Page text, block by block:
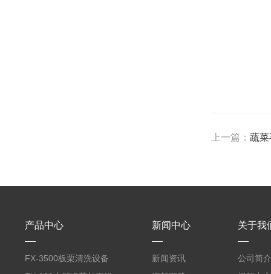
上一篇：蔬
产品中心
FX-3500板栗清洗设备
新闻中心
新闻资讯
关于我
公司简介